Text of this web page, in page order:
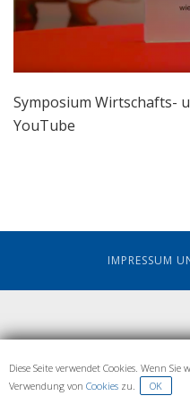
Symposium Wirtschafts-
YouTube
IMPRESSUM
Diese Seite verwendet Cookies. Wenn
Verwendung von Cookies zu. OK